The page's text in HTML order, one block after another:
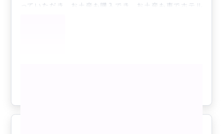
っていただき、お土産も購入でき、お土産も車でホテル